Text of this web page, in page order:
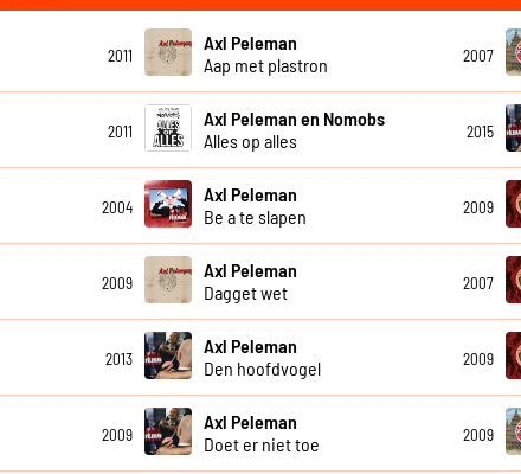
2011
Axl Peleman
Aap met plastron
2007
2011
Axl Peleman en Nomobs
Alles op alles
2015
2004
Axl Peleman
Be a te slapen
2009
2009
Axl Peleman
Dagget wet
2007
2013
Axl Peleman
Den hoofdvogel
2009
2009
Axl Peleman
Doet er niet toe
2009